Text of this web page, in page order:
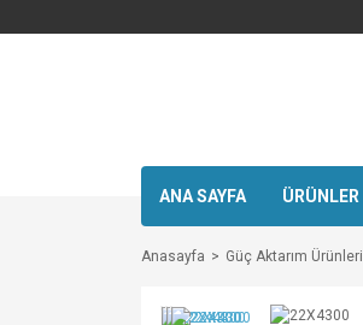
ANA SAYFA ÜRÜNLER
Anasayfa Güç Aktarım Ürünleri